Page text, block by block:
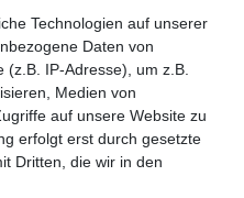
AGB
Technologien auf unserer
Daten von
IP-Adresse), um z.B.
Medien von
auf unsere Website zu
erfolgt erst durch gesetzte
Dritten, die wir in den